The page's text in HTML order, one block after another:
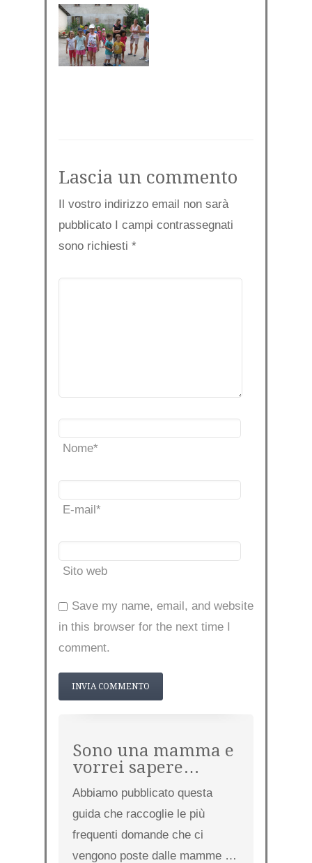
Lascia un commento
Il vostro indirizzo email non sarà
pubblicato I campi contrassegnati
sono richiesti *
Nome*
E-mail*
Sito web
Save my name, email, and website
in this browser for the next time I
comment.
Sono una mamma e
vorrei sapere…
Abbiamo pubblicato questa
guida che raccoglie le più
frequenti domande che ci
vengono poste dalle mamme …